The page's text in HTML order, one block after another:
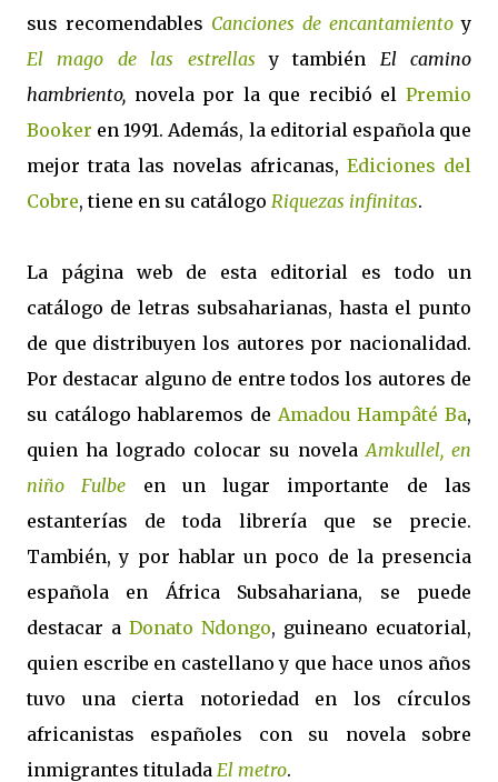
sus recomendables Canciones de encantamiento y
El mago de las estrellas y también El camino
hambriento, novela por la que recibió elPremio
Booker en 1991. Además, la editorial española que
mejor trata las novelas africanas, Ediciones del
Cobre, tiene en su catálogo Riquezas infinitas.
La página web de esta editorial es todo un
catálogo de letras subsaharianas, hasta el punto
de que distribuyen los autores por nacionalidad.
Por destacar alguno de entre todos los autores de
su catálogo hablaremos de Amadou Hampâté Ba,
quien ha logrado colocar su novelaAmkullel, en
niño Fulbe en un lugar importante de las
estanterías de toda librería que se precie.
También, y por hablar un poco de la presencia
española en África Subsahariana, se puede
destacar a Donato Ndongo, guineano ecuatorial,
quien escribe en castellano y que hace unos años
tuvo una cierta notoriedad en los círculos
africanistas españoles con su novela sobre
inmigrantes titulada El metro.